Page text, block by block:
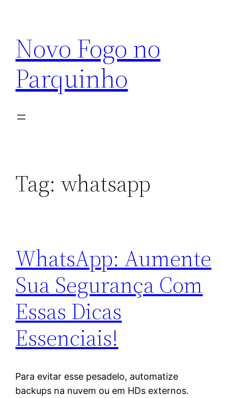
conteúdo
Novo Fogo no
Parquinho
Tag: whatsapp
WhatsApp: Aumente
Sua Segurança Com
Essas Dicas
Essenciais!
Para evitar esse pesadelo, automatize
backups na nuvem ou em HDs externos.